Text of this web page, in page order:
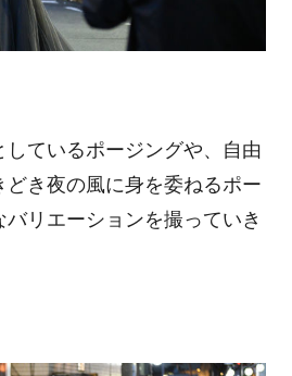
しているポージングや、自由
どき夜の風に身を委ねるポー
リエーションを撮っていき